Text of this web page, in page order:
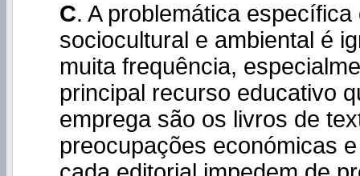
C. A problemática
sociocultural e ambiental é
muita frequência,
principal recurso educativo
emprega são os livros de
preocupações económicas